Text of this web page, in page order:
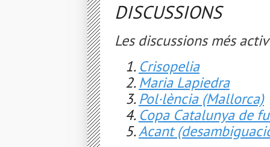
DISCUSSIONS
Les discussions més
Crisopelia
Maria Lapiedra
Pol·lència (Mallorca)
Copa Catalunya de
Acant